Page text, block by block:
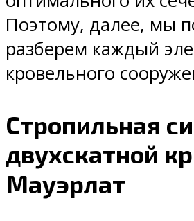
Поэтому, далее, мы
разберем каждый
кровельного
Стропильная
двухскатной
Мауэрлат